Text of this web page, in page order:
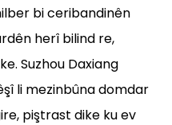
bi ceribandinên
herî bilind re,
Suzhou Daxiang
li mezinbûna domdar
piştrast dike ku ev